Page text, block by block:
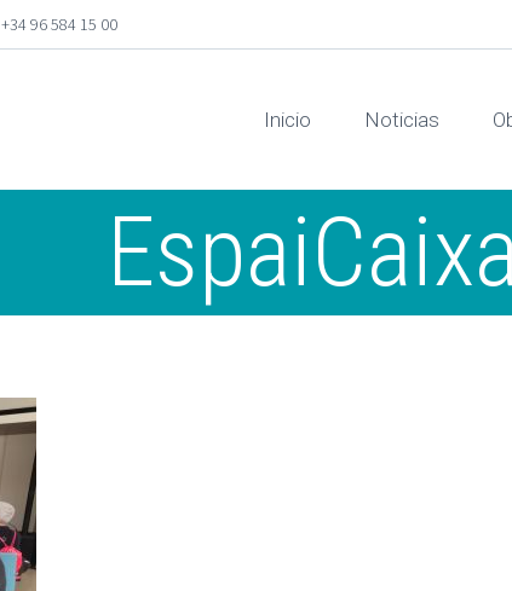
+34 96 584 15 00
Inicio Noticias